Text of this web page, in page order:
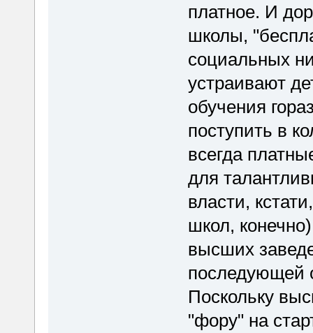
платное. И
школы,
социальных
устраивают
обучения
поступить в
всегда
для
власти,
школ,
высших
последующей
Поскольку
"фору" на